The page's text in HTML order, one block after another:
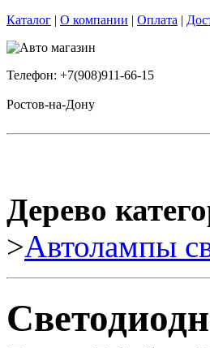
Каталог | О компании | Оплата |
Телефон: +7(908)911-66-15
Ростов-на-Дону
Дерево
>Автолампы